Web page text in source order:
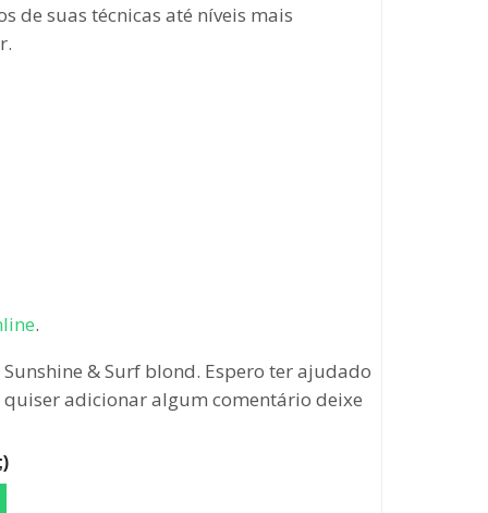
de suas técnicas até níveis mais
.
& Surf blond. Espero ter ajudado
quiser adicionar algum comentário deixe